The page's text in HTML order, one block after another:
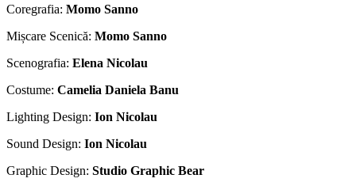
Coregrafia: Momo Sanno
Mișcare Scenică: Momo Sanno
Scenografia: Elena Nicolau
Costume: Camelia Daniela Banu
Lighting Design: Ion Nicolau
Sound Design: Ion Nicolau
Graphic Design: Studio Graphic Bear